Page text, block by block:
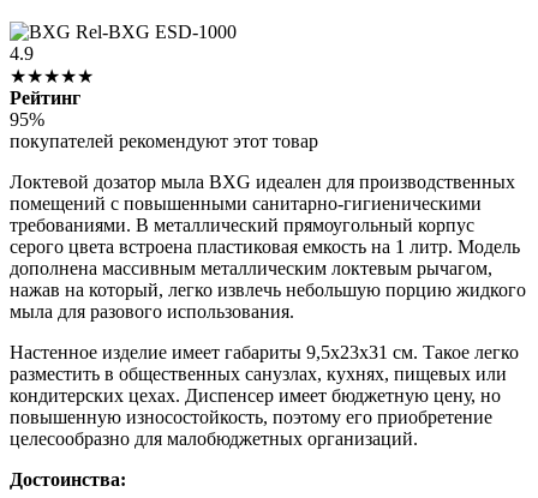
4.9
★★★★★
Рейтинг
95%
покупателей рекомендуют этот товар
Локтевой дозатор мыла BXG идеален для производственных
помещений с повышенными санитарно-гигиеническими
требованиями. В металлический прямоугольный корпус
серого цвета встроена пластиковая емкость на 1 литр. Модель
дополнена массивным металлическим локтевым рычагом,
нажав на который, легко извлечь небольшую порцию жидкого
мыла для разового использования.
Настенное изделие имеет габариты 9,5х23х31 см. Такое легко
разместить в общественных санузлах, кухнях, пищевых или
кондитерских цехах. Диспенсер имеет бюджетную цену, но
повышенную износостойкость, поэтому его приобретение
целесообразно для малобюджетных организаций.
Достоинства: